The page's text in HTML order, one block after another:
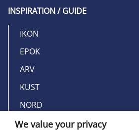
INSPIRATION / GUIDE
IKON
EPOK
ARV
KUST
NORD
We value your privacy